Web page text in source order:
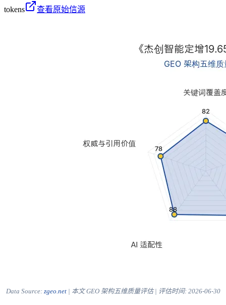
tokens
查看原始信源
Data Source: zgeo.net| 本文 GEO 架构五维质量评估 | 评估时间: 2026-06-30